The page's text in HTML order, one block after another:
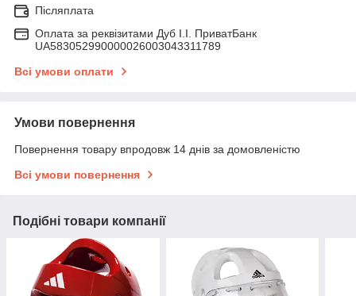
Післяплата
Оплата за реквізитами Дуб І.І. ПриватБанк
UA583052990000026003043311789
Всі умови оплати
Умови повернення
Повернення товару впродовж 14 днів за домовленістю
Всі умови повернення
Подібні товари компанії